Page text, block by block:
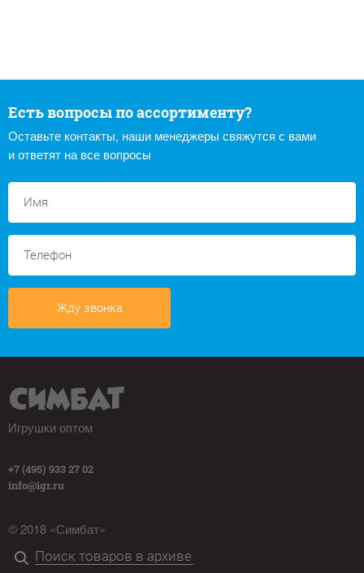
Есть вопросы по ассортименту?
Оставьте контакты, наши менеджеры свяжутся с вами
и ответят на все вопросы
Жду звонка
Игрушки оптом
+7 (495) 933 27 02
info@igr.ru
© 2018 «Симбат»